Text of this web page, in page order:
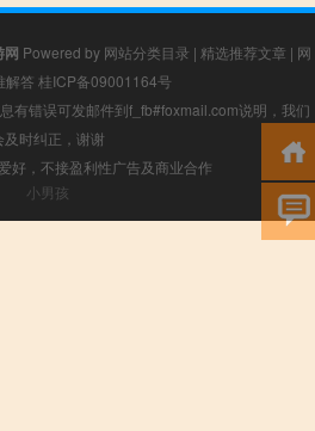
网 Powered by 网站分类目录 | 精选推荐文章 | 网
解答 桂ICP备09001164号
有错误可发邮件到f_fb#foxmail.com说明，我们
及时纠正，谢谢
好，不接盈利性广告及商业合作
小男孩